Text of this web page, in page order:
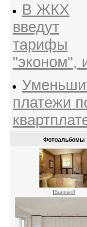
В ЖКХ
введут
тарифы
"эконом",
платежи
Фотоальбомы
[Ванные]